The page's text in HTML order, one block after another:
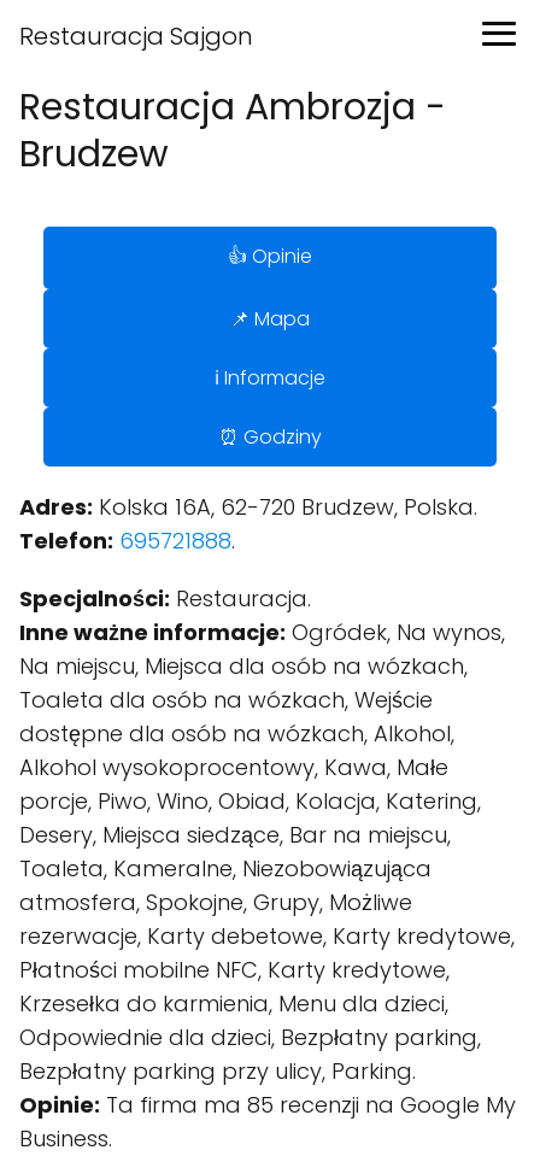
Restauracja Sajgon
Restauracja Ambrozja -
Brudzew
👍 Opinie
📌 Mapa
ℹ️ Informacje
⏰ Godziny
Adres: Kolska 16A, 62-720 Brudzew, Polska.
Telefon: 695721888.
Specjalności: Restauracja.
Inne ważne informacje: Ogródek, Na wynos,
Na miejscu, Miejsca dla osób na wózkach,
Toaleta dla osób na wózkach, Wejście
dostępne dla osób na wózkach, Alkohol,
Alkohol wysokoprocentowy, Kawa, Małe
porcje, Piwo, Wino, Obiad, Kolacja, Katering,
Desery, Miejsca siedzące, Bar na miejscu,
Toaleta, Kameralne, Niezobowiązująca
atmosfera, Spokojne, Grupy, Możliwe
rezerwacje, Karty debetowe, Karty kredytowe,
Płatności mobilne NFC, Karty kredytowe,
Krzesełka do karmienia, Menu dla dzieci,
Odpowiednie dla dzieci, Bezpłatny parking,
Bezpłatny parking przy ulicy, Parking.
Opinie: Ta firma ma 85 recenzji na Google My
Business.